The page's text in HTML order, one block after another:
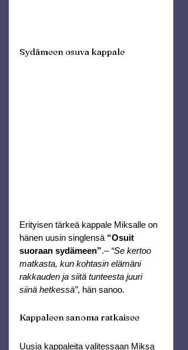
Sydämeen osuva kappale
Erityisen tärkeä kappale Miksalle on
hänen uusin singlensä “Osuit
suoraan sydämeen”.– “Se kertoo
matkasta, kun kohtasin elämäni
rakkauden ja siitä tunteesta juuri
siinä hetkessä”, hän sanoo.
Kappaleen sanoma ratkaisee
Uusia kappaleita valitessaan Miksa